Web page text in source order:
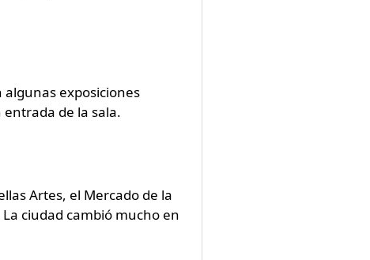
algunas exposiciones
de la sala.
Artes, el Mercado de la
ciudad cambió mucho en